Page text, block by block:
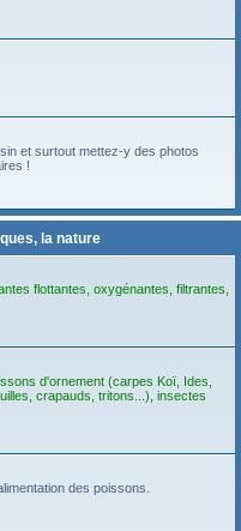
et surtout mettez-y des photos
!
la nature
flottantes, oxygénantes, filtrantes,
d'ornement (carpes Koï, Ides,
crapauds, tritons...), insectes
des poissons.